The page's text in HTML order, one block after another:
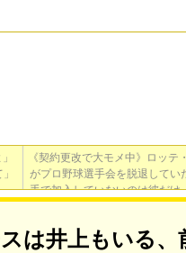
《契約更改で大モメ中》ロッテ
がプロ野球選手会を脱退してい
手で加入していないのは彼だけ
は井上もいる、